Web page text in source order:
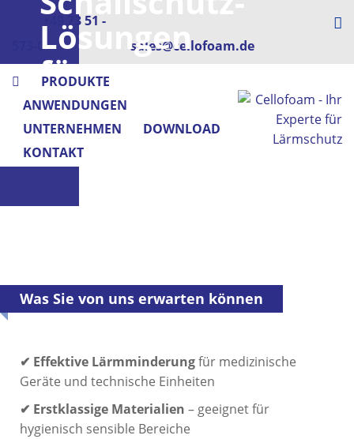
+49 73 51 -
573-0
sales@cellofoam.de
PRODUKTE
ANWENDUNGEN
UNTERNEHMEN
DOWNLOAD
KONTAKT
Lösungen
für
die
Medizintechnik
Was Sie von uns erwarten können
✔ Effektive Lärmminderungfür medizinische
Geräte und technische Einheiten
✔ Erstklassige Materialien – geeignet für
hygienisch sensible Bereiche